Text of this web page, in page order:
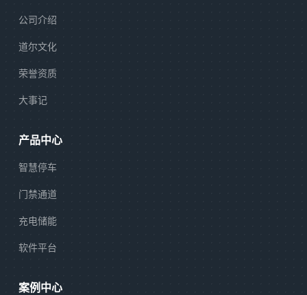
公司介绍
道尔文化
荣誉资质
大事记
产品中心
智慧停车
门禁通道
充电储能
软件平台
案例中心